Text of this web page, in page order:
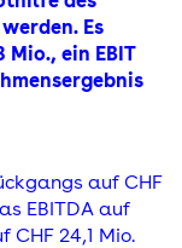
Es
Mio., ein EBIT
auf CHF
EBITDA auf
CHF 24,1 Mio.